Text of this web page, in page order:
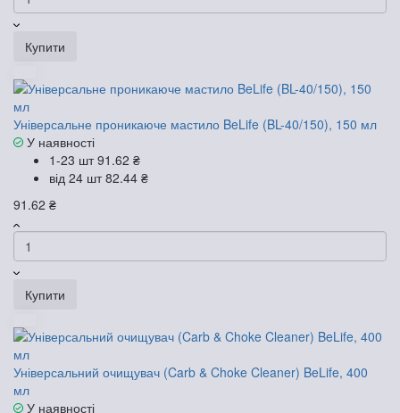
Купити
Універсальне проникаюче мастило BeLife (BL-40/150), 150 мл
У наявності
1-23 шт91.62 ₴
від 24 шт82.44 ₴
91.62 ₴
Купити
Універсальний очищувач (Carb & Choke Cleaner) BeLife, 400
мл
У наявності